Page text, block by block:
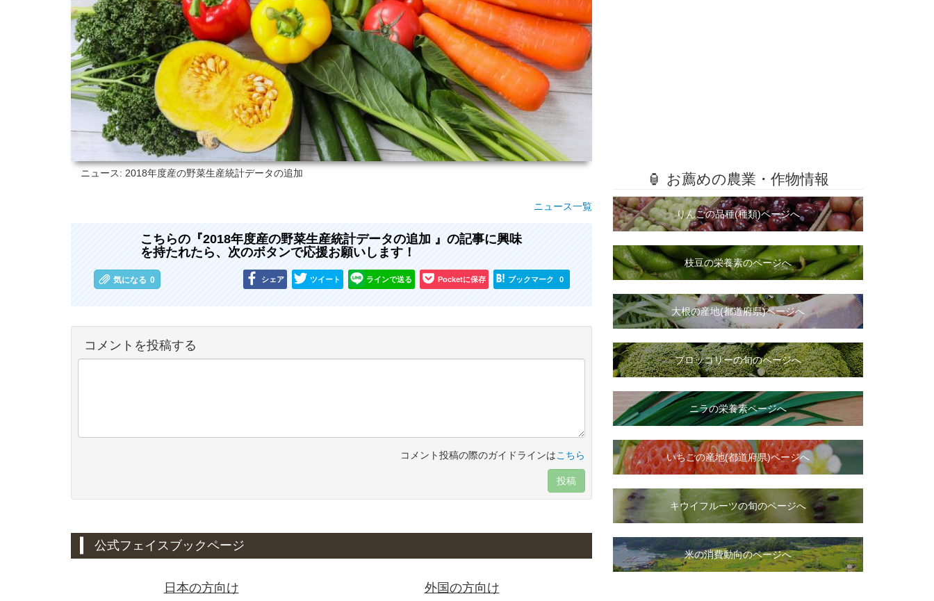
ニュース: 2018年度産の野菜生産統計データの追加
ニュース一覧
こちらの『2018年度産の野菜生産統計データの追加 』の記事に興味
を持たれたら、次のボタンで応援お願いします！
気になる 0 シェア ツイート ラインで送る Pocketに保存 ブックマーク 0
コメントを投稿する
コメント投稿の際のガイドラインはこちら
投稿
公式フェイスブックページ
日本の方向け 外国の方向け
🏮 お薦めの農業・作物情報
りんごの品種(種類)ページへ
枝豆の栄養素のページへ
大根の産地(都道府県)ページへ
ブロッコリーの旬のページへ
ニラの栄養素ページへ
いちごの産地(都道府県)ページへ
キウイフルーツの旬のページへ
米の消費動向のページへ